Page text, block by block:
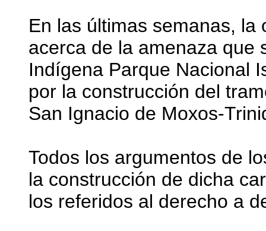
En las últimas semanas,
acerca de la amenaza que
Indígena Parque Nacional
por la construcción del
San Ignacio de Moxos-
Todos los argumentos de
la construcción de dicha
los referidos al derecho a